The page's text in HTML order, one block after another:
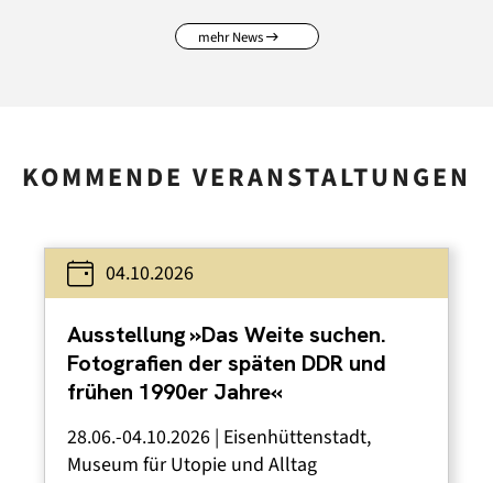
mehr News
KOMMENDE VERANSTALTUNGEN
04.10.2026
Ausstellung »Das Weite suchen.
Fotografien der späten DDR und
frühen 1990er Jahre«
28.06.-04.10.2026 | Eisenhüttenstadt,
Museum für Utopie und Alltag